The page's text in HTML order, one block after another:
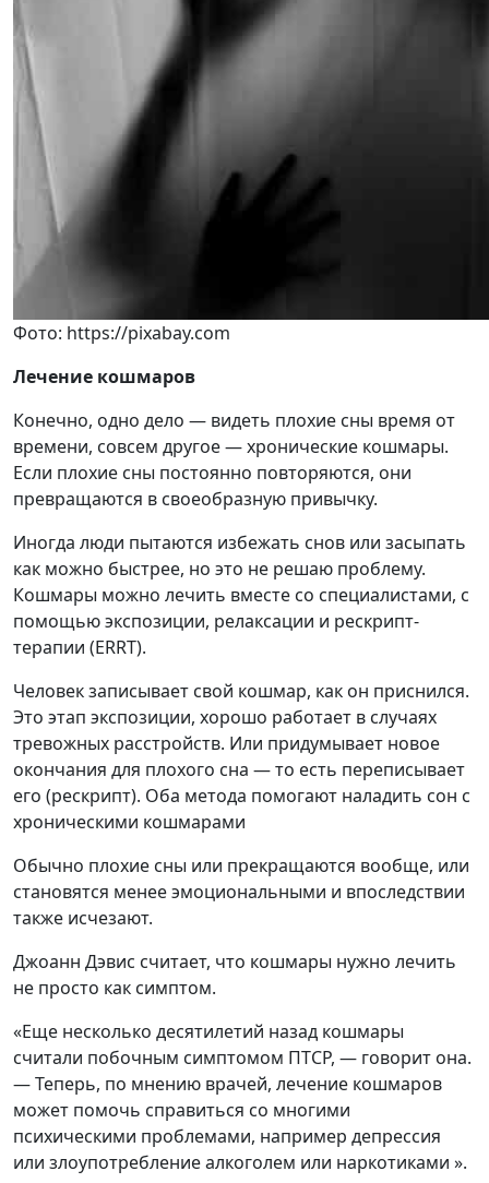
Фото: https://pixabay.com
Лечение кошмаров
Конечно, одно дело — видеть плохие сны время от
времени, совсем другое — хронические кошмары.
Если плохие сны постоянно повторяются, они
превращаются в своеобразную привычку.
Иногда люди пытаются избежать снов или засыпать
как можно быстрее, но это не решаю проблему.
Кошмары можно лечить вместе со специалистами, с
помощью экспозиции, релаксации и рескрипт-
терапии (ERRT).
Человек записывает свой кошмар, как он приснился.
Это этап экспозиции, хорошо работает в случаях
тревожных расстройств. Или придумывает новое
окончания для плохого сна — то есть переписывает
его (рескрипт). Оба метода помогают наладить сон с
хроническими кошмарами
Обычно плохие сны или прекращаются вообще, или
становятся менее эмоциональными и впоследствии
также исчезают.
Джоанн Дэвис считает, что кошмары нужно лечить
не просто как симптом.
«Еще несколько десятилетий назад кошмары
считали побочным симптомом ПТСР, — говорит она.
— Теперь, по мнению врачей, лечение кошмаров
может помочь справиться со многими
психическими проблемами, например депрессия
или злоупотребление алкоголем или наркотиками ».